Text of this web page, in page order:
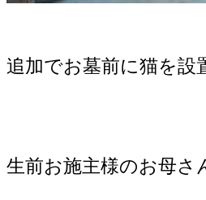
追加でお墓前に猫を設
生前お施主様のお母さ